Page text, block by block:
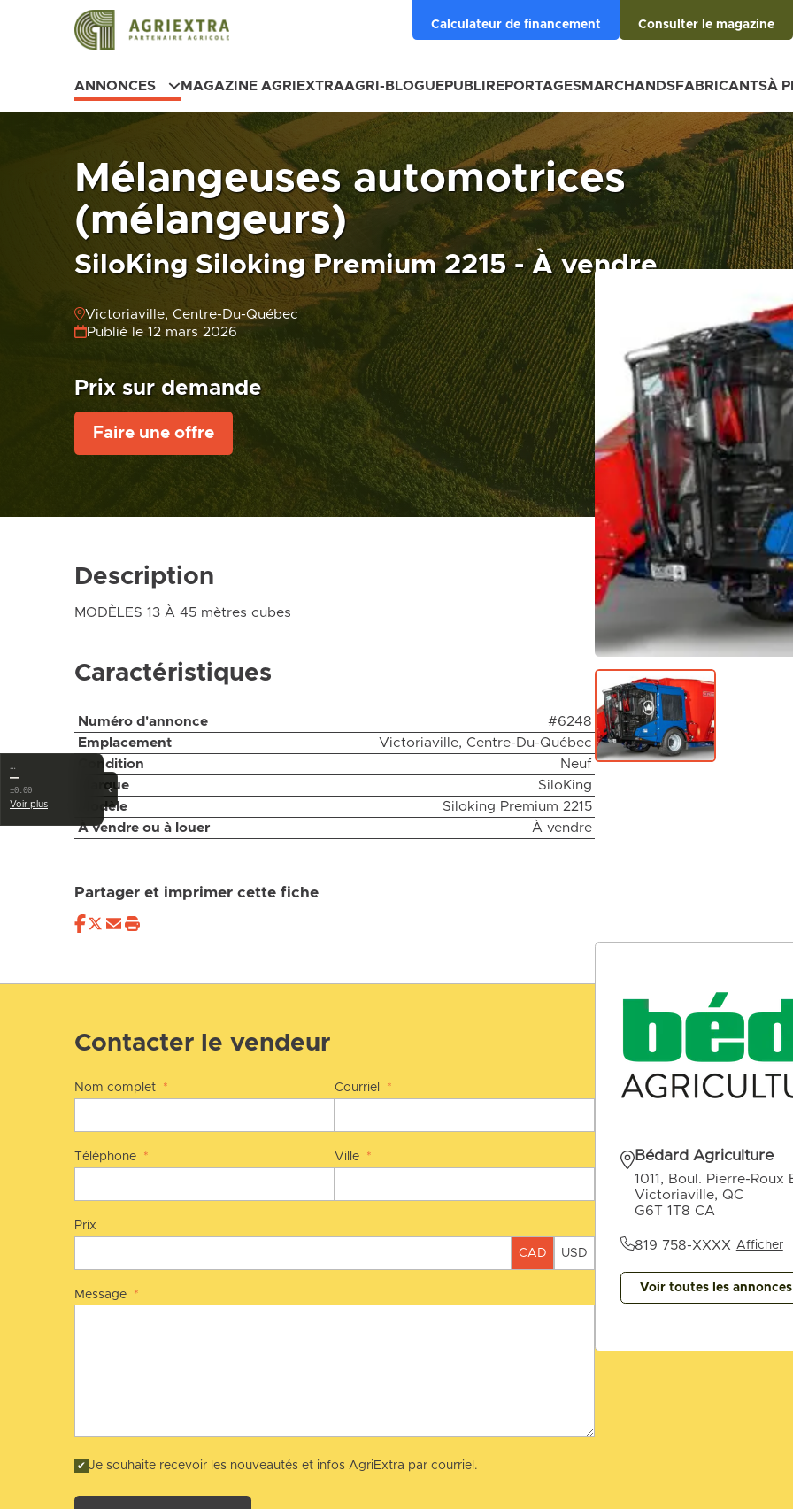
Calculateur de financement Consulter le magazine
ANNONCES MAGAZINE AGRIEXTRAAGRI-BLOGUEPUBLIREPORTAGESMARCHANDSFABRICANTSÀ
Mélangeuses automotrices
(mélangeurs)
SiloKing Siloking Premium 2215 - À vendre
Victoriaville, Centre-Du-Québec
Publié le 12 mars 2026
Prix sur demande
Faire une offre
Description
MODÈLES 13 À 45 mètres cubes
Caractéristiques
Numéro d'annonce
#6248
Emplacement
Victoriaville, Centre-Du-Québec
Condition
Neuf
Marque
SiloKing
Modèle
Siloking Premium 2215
À vendre ou à louer
À vendre
Partager et imprimer cette fiche
Contacter le vendeur
Nom complet * Courriel *
Téléphone * Ville *
Prix
CAD USD
Message *
Je souhaite recevoir les nouveautés et infos AgriExtra par courriel.
Bédard Agriculture
1011, Boul. Pierre-Roux
Victoriaville, QC
G6T 1T8 CA
819 758-XXXX Afficher
Voir toutes les
‹
…
—
±0.00
Voir plus